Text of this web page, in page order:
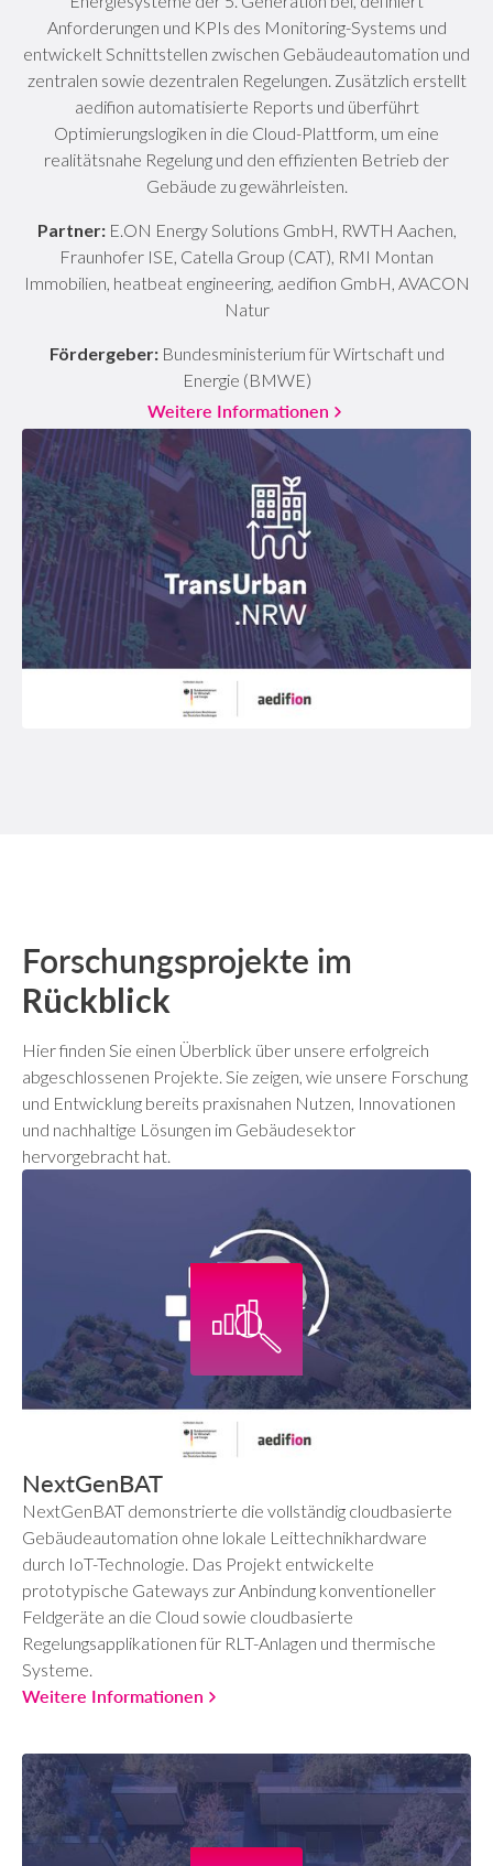
Anforderungen und KPIs des Monitoring-Systems und
entwickelt Schnittstellen zwischen Gebäudeautomation und
zentralen sowie dezentralen Regelungen. Zusätzlich erstellt
aedifion automatisierte Reports und überführt
Optimierungslogiken in die Cloud-Plattform, um eine
realitätsnahe Regelung und den effizienten Betrieb der
Gebäude zu gewährleisten.
Partner:E.ON Energy Solutions GmbH, RWTH Aachen,
Fraunhofer ISE, Catella Group (CAT), RMI Montan
Immobilien, heatbeat engineering, aedifion GmbH, AVACON
Natur
Fördergeber:Bundesministerium für Wirtschaft und
Energie (BMWE)
Weitere Informationen
Forschungsprojekte im
Rückblick
Hier finden Sie einen Überblick über unsere erfolgreich
abgeschlossenen Projekte. Sie zeigen, wie unsere Forschung
und Entwicklung bereits praxisnahen Nutzen, Innovationen
und nachhaltige Lösungen im Gebäudesektor
hervorgebracht hat.
NextGenBAT
NextGenBAT demonstrierte die vollständig cloudbasierte
Gebäudeautomation ohne lokale Leittechnikhardware
durch IoT-Technologie. Das Projekt entwickelte
prototypische Gateways zur Anbindung konventioneller
Feldgeräte an die Cloud sowie cloudbasierte
Regelungsapplikationen für RLT-Anlagen und thermische
Systeme.
Weitere Informationen